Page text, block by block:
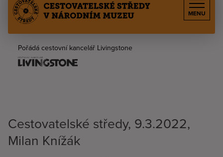
MENU
Pořádá cestovní kancelář Livingstone
Cestovatelské středy, 9.3.2022,
Milan Knížák